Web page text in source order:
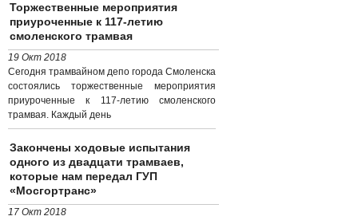
Торжественные мероприятия
приуроченные к 117-летию
смоленского трамвая
19 Окт 2018
Сегодня трамвайном депо города Смоленска
состоялись торжественные мероприятия
приуроченные к 117-летию смоленского
трамвая. Каждый день
Закончены ходовые испытания
одного из двадцати трамваев,
которые нам передал ГУП
«Мосгортранс»
17 Окт 2018